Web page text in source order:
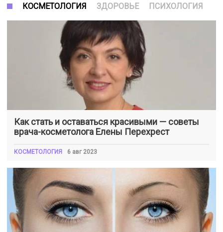
КОСМЕТОЛОГИЯ ЗДОРОВЬЕ ПСИХОЛОГИЯ
Как стать и оставаться красивыми — советы
врача-косметолога Елены Перехрест
КОСМЕТОЛОГИЯ 6 авг 2023